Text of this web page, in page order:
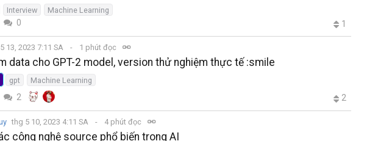
Interview Machine Learning
0 1
13, 2023 7:11 SA 1 phút đọc
data cho GPT-2 model, version thử nghiệm thực tế :smile
gpt Machine Learning
2 2
thg 5 10, 2023 4:11 SA 4 phút đọc
công nghệ source phổ biến trong AI